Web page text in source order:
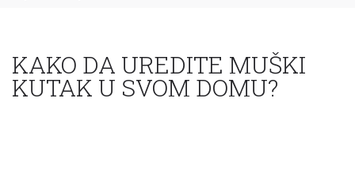
KAKO DA UREDITE MUŠKI
KUTAK U SVOM DOMU?